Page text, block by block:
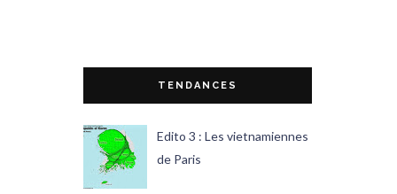
TENDANCES
Edito 3 : Les vietnamiennes
de Paris